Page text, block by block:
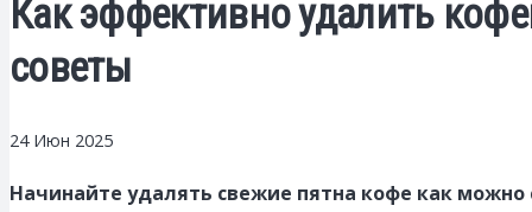
Как эффективно удалить
советы
24 Июн 2025
Начинайте удалять свежие пятна кофе как можно